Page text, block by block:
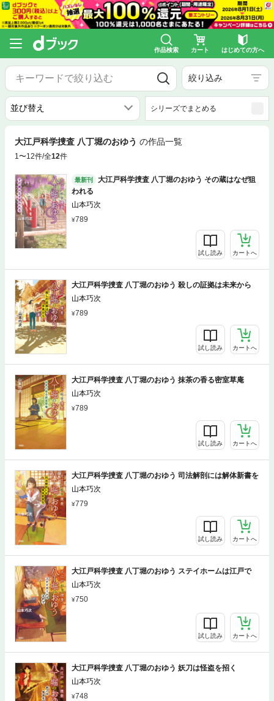
作品検索 カート はじめての方へ
絞り込み
シリーズでまとめる
大江戸科学捜査 八丁堀のおゆう の作品一覧
1〜12件/全12件
最新刊
大江戸科学捜査 八丁堀のおゆう その蔵はなぜ狙
われる
山本巧次
789
試し読み カートへ
大江戸科学捜査 八丁堀のおゆう 殺しの証拠は未来から
山本巧次
789
試し読み カートへ
大江戸科学捜査 八丁堀のおゆう 抹茶の香る密室草庵
山本巧次
789
試し読み カートへ
大江戸科学捜査 八丁堀のおゆう 司法解剖には解体新書を
山本巧次
779
試し読み カートへ
大江戸科学捜査 八丁堀のおゆう ステイホームは江戸で
山本巧次
750
試し読み カートへ
大江戸科学捜査 八丁堀のおゆう 妖刀は怪盗を招く
山本巧次
748